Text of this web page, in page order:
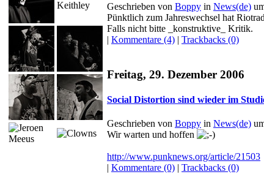
Geschrieben von Boppy in News(de)
Pünktlich zum Jahreswechsel hat
Falls nicht bitte _konstruktive_ Kritik.
| Kommentare (4) | Trackbacks (0)
Freitag, 29. Dezember 2006
Social Distortion sind wieder im
Geschrieben von Boppy in News(de)
Wir warten und hoffen
http://www.punknews.org/article/21503
| Kommentare (0) | Trackbacks (0)